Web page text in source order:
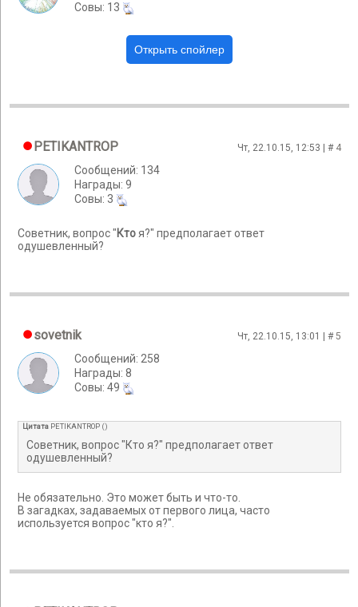
Cовы: 13
PETIKANTROP Чт, 22.10.15, 12:53 | # 4
Сообщений: 134
Награды: 9
Cовы: 3
Советник, вопрос "Ктоя?" предполагает ответ
одушевленный?
sovetnik Чт, 22.10.15, 13:01 | #5
Сообщений: 258
Награды: 8
Cовы: 49
Цитата PETIKANTROP ()
Советник, вопрос "Кто я?" предполагает ответ
одушевленный?
Не обязательно. Это может быть и что-то.
В загадках, задаваемых от первого лица, часто
используется вопрос "кто я?".